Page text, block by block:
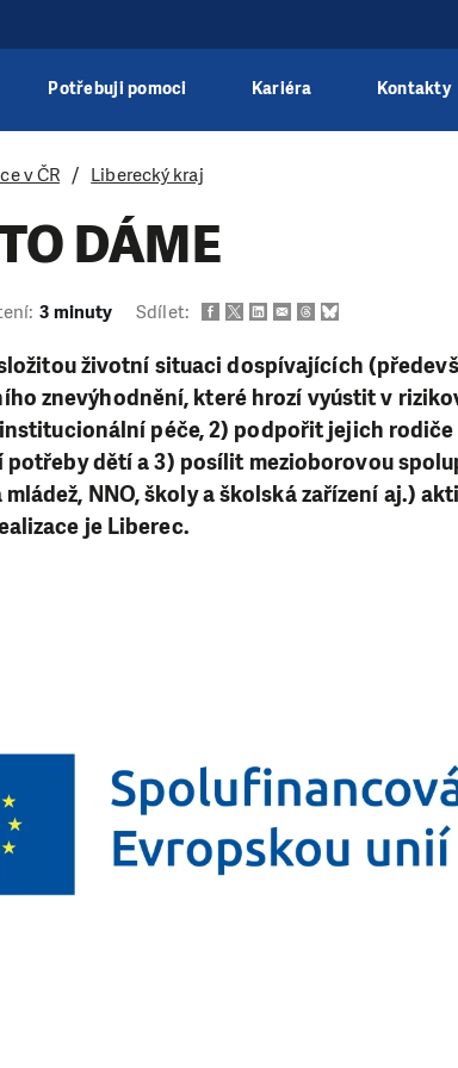
Potřebuji pomoci Kariéra Kontakty
v ČR Liberecký kraj
DÁME
3 minuty Sdílet:
životní situaci dospívajících
znevýhodnění, které hrozí vyústit v
péče, 2) podpořit jejich rodiče
potřeby dětí a 3) posílit mezioborovou
NNO, školy a školská zařízení aj.)
je Liberec.